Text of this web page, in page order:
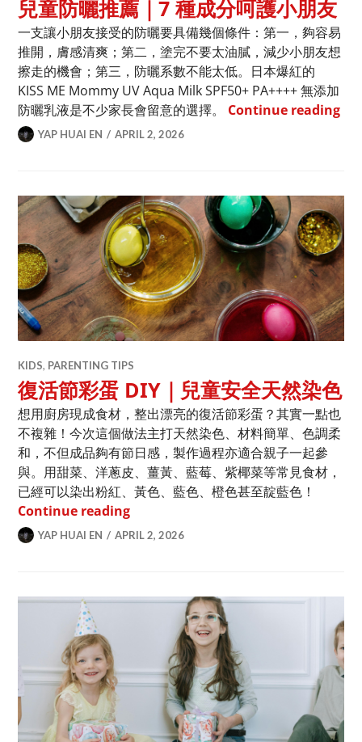
兒童防曬推薦｜7 種成分呵護小朋友
一支讓小朋友接受的防曬要具備幾個條件：第一，夠容易
推開，膚感清爽；第二，塗完不要太油膩，減少小朋友想
擦走的機會；第三，防曬系數不能太低。日本爆紅的
KISS ME Mommy UV Aqua Milk SPF50+ PA++++ 無添加
防曬乳液是不少家長會留意的選擇。 Continue reading兒
YAP HUAI EN APRIL 2, 2026
KIDS, PARENTING TIPS
復活節彩蛋 DIY｜兒童安全天然染色
想用廚房現成食材，整出漂亮的復活節彩蛋？其實一點也
不複雜！今次這個做法主打天然染色、材料簡單、色調柔
和，不但成品夠有節日感，製作過程亦適合親子一起參
與。用甜菜、洋蔥皮、薑黃、藍莓、紫椰菜等常見食材，
已經可以染出粉紅、黃色、藍色、橙色甚至靛藍色！
Continue reading復活節彩蛋 DIY｜兒童安全天然染色
YAP HUAI EN APRIL 2, 2026